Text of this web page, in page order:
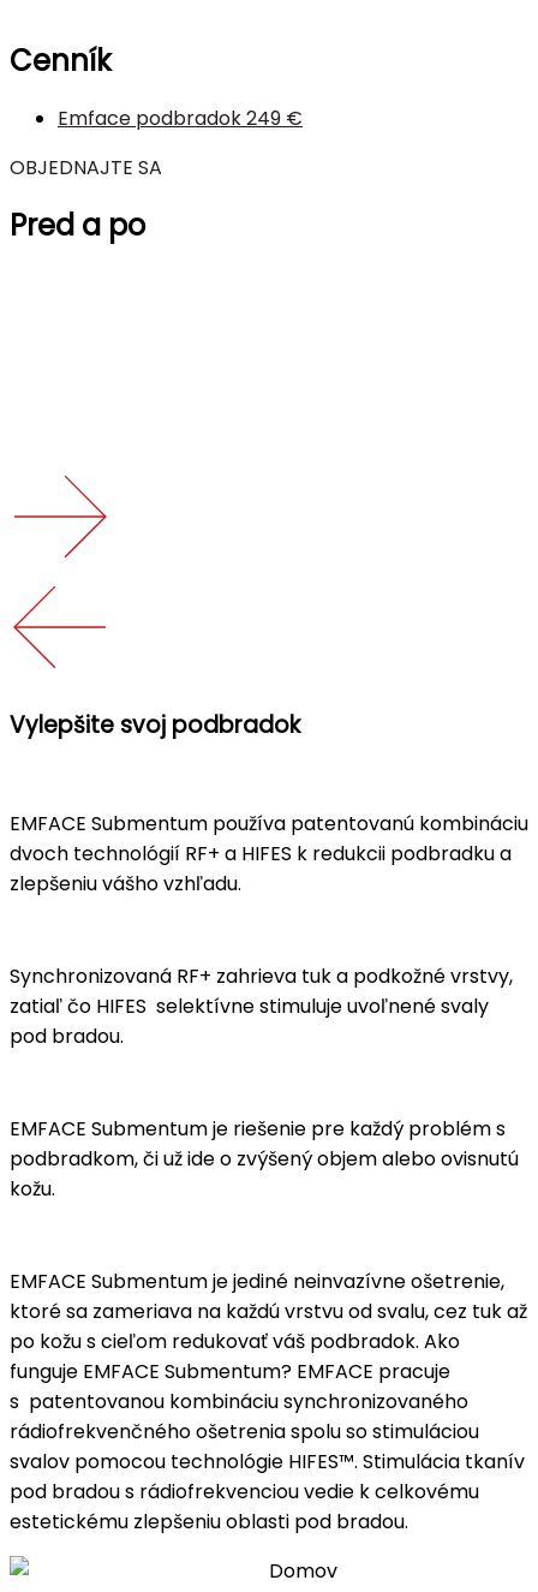
Cenník
Emface podbradok249 €
OBJEDNAJTE SA
Pred a po
Vylepšite svoj podbradok
EMFACE Submentum používa patentovanú kombináciu
dvoch technológií RF+ a HIFES k redukcii podbradku a
zlepšeniu vášho vzhľadu.
Synchronizovaná RF+ zahrieva tuk a podkožné vrstvy,
zatiaľ čo HIFES selektívne stimuluje uvoľnené svaly
pod bradou.
EMFACE Submentum je riešenie pre každý problém s
podbradkom, či už ide o zvýšený objem alebo ovisnutú
kožu.
EMFACE Submentum je jediné neinvazívne ošetrenie,
ktoré sa zameriava na každú vrstvu od svalu, cez tuk až
po kožu s cieľom redukovať váš podbradok. Ako
funguje EMFACE Submentum? EMFACE pracuje
s patentovanou kombináciu synchronizovaného
rádiofrekvenčného ošetrenia spolu so stimuláciou
svalov pomocou technológie HIFES™. Stimulácia tkanív
pod bradou s rádiofrekvenciou vedie k celkovému
estetickému zlepšeniu oblasti pod bradou.